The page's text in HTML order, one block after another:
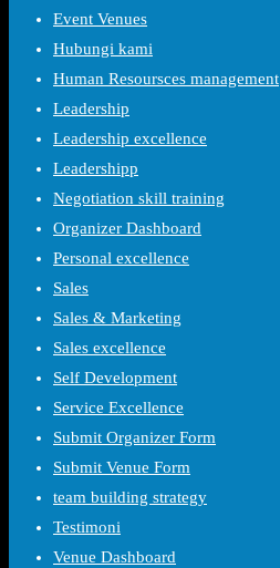
Event Venues
Hubungi kami
Human Resoursces management
Leadership
Leadership excellence
Leadershipp
Negotiation skill training
Organizer Dashboard
Personal excellence
Sales
Sales & Marketing
Sales excellence
Self Development
Service Excellence
Submit Organizer Form
Submit Venue Form
team building strategy
Testimoni
Venue Dashboard